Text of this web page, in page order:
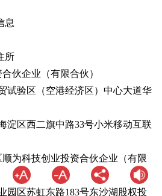
息
所
企业（有限合伙）
验区（空港经济区）中心大道华
区西二旗中路33号小米移动互联
科技创业投资合伙企业（有限
区苏虹东路183号东沙湖股权投